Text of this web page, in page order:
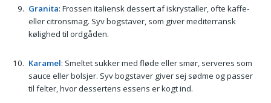
Granita: Frossen italiensk dessert af iskrystaller, ofte kaffe-
eller citronsmag. Syv bogstaver, som giver mediter­ransk
kølighed til ord­gåden.
Karamel: Smeltet sukker med fløde eller smør, serveres som
sauce eller bolsjer. Syv bogstaver giver sej sødme og passer
til felter, hvor dessertens essens er kogt ind.